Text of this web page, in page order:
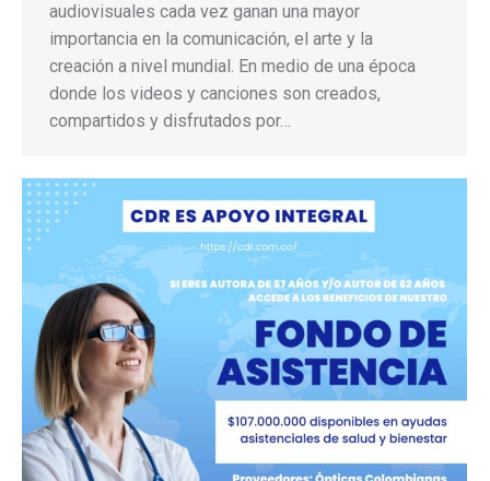
audiovisuales cada vez ganan una mayor
importancia en la comunicación, el arte y la
creación a nivel mundial. En medio de una época
donde los videos y canciones son creados,
compartidos y disfrutados por…